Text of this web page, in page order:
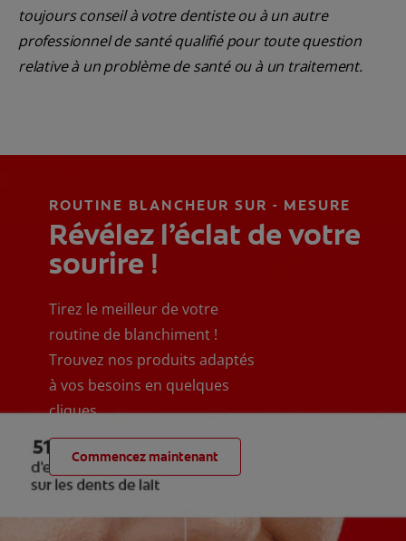
toujours conseil à votre dentiste ou à un autre
professionnel de santé qualifié pour toute question
relative à un problème de santé ou à un traitement.
ROUTINE BLANCHEUR SUR - MESURE
Révélez l’éclat de votre
sourire !
Tirez le meilleur de votre
routine de blanchiment !
Trouvez nos produits adaptés
à vos besoins en quelques
cliques
Commencez maintenant